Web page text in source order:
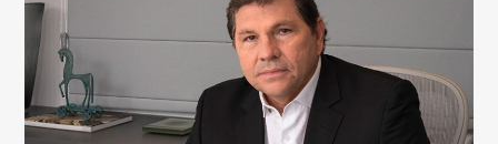
necessários
são
essenciais
para o
funcionamento
do site, sem
eles o site não
funcionaria